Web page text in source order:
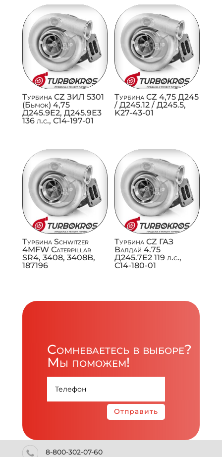
Турбина CZ ЗИЛ 5301
(Бычок) 4,75
Д245.9Е2, Д245.9Е3
136 л.с., C14-197-01
Турбина CZ 4,75 Д245
/ Д245.12 / Д245.5,
K27-43-01
Турбина Schwitzer
4MFW Caterpillar
SR4, 3408, 3408B,
187196
Турбина CZ ГАЗ
Валдай 4.75
Д245.7Е2 119 л.с.,
C14-180-01
Сомневаетесь в выборе?
Мы поможем!
Отправить
8-800-302-07-60